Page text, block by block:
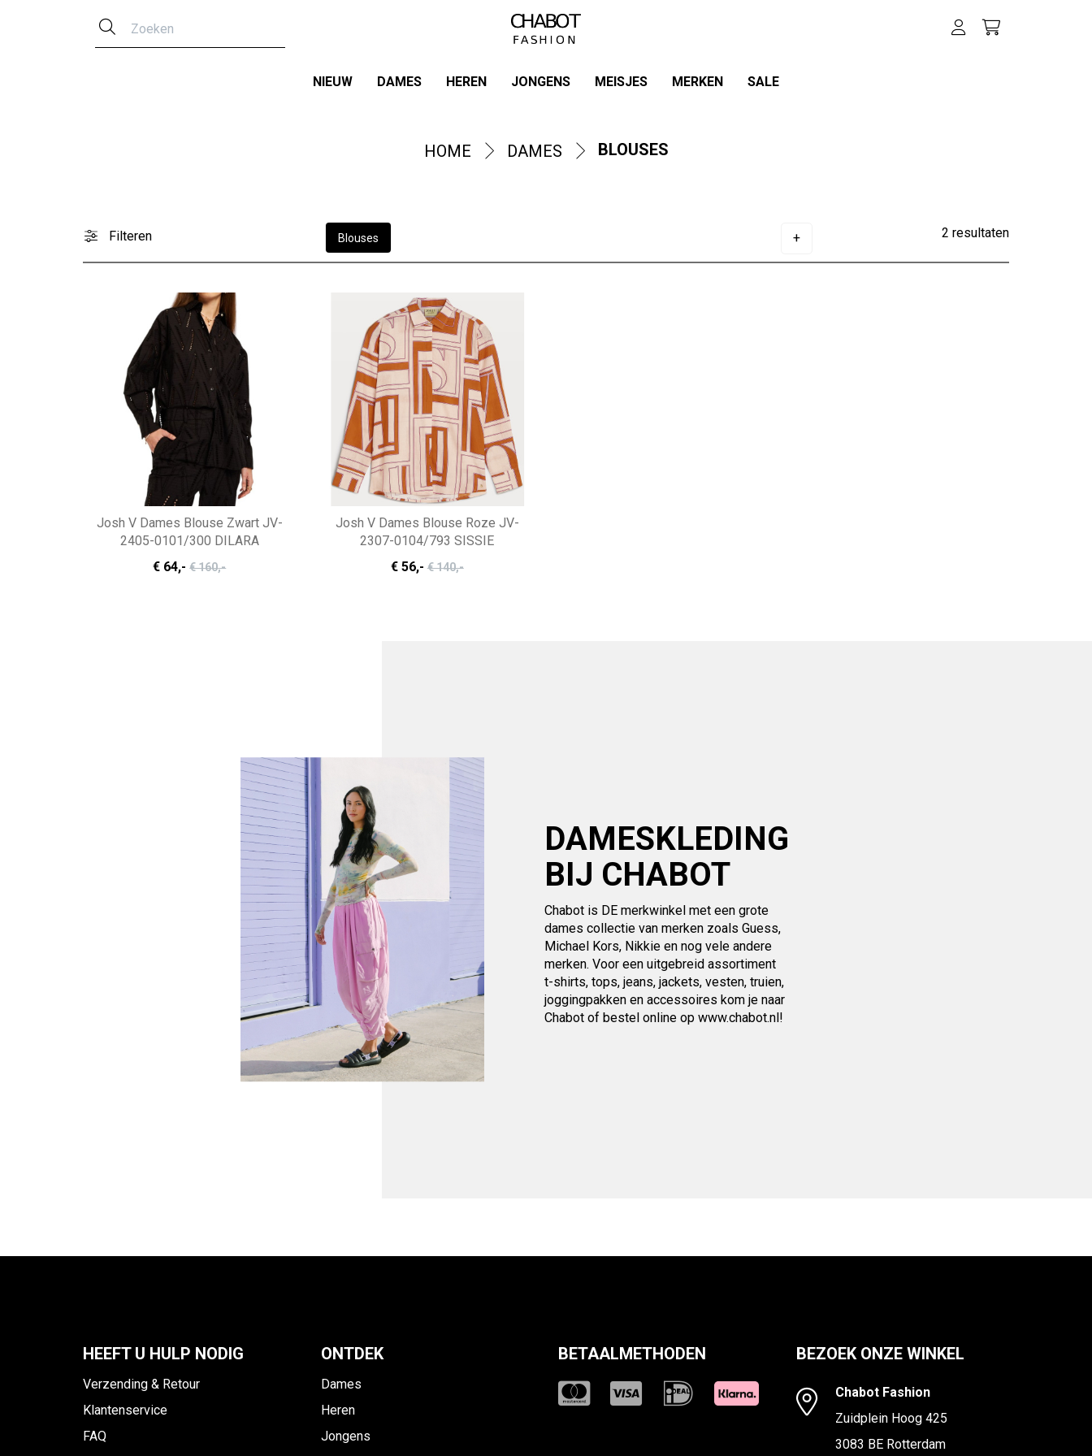
NIEUW DAMES HEREN JONGENS MEISJES MERKEN SALE
HOME DAMES BLOUSES
Filteren Blouses 2 resultaten
Josh V Dames Blouse Zwart JV-
2405-0101/300 DILARA
€ 64,- € 160,-
Josh V Dames Blouse Roze JV-
2307-0104/793 SISSIE
€ 56,- € 140,-
DAMESKLEDING
BIJ CHABOT
Chabot is DE merkwinkel met een grote
dames collectie van merken zoals Guess,
Michael Kors, Nikkie en nog vele andere
merken. Voor een uitgebreid assortiment
t-shirts, tops, jeans, jackets, vesten, truien,
joggingpakken en accessoires kom je naar
Chabot of bestel online op www.chabot.nl!
HEEFT U HULP NODIG
Verzending & Retour
Klantenservice
FAQ
ONTDEK
Dames
Heren
Jongens
BETAALMETHODEN BEZOEK ONZE WINKEL
Chabot Fashion
Zuidplein Hoog 425
3083 BE Rotterdam